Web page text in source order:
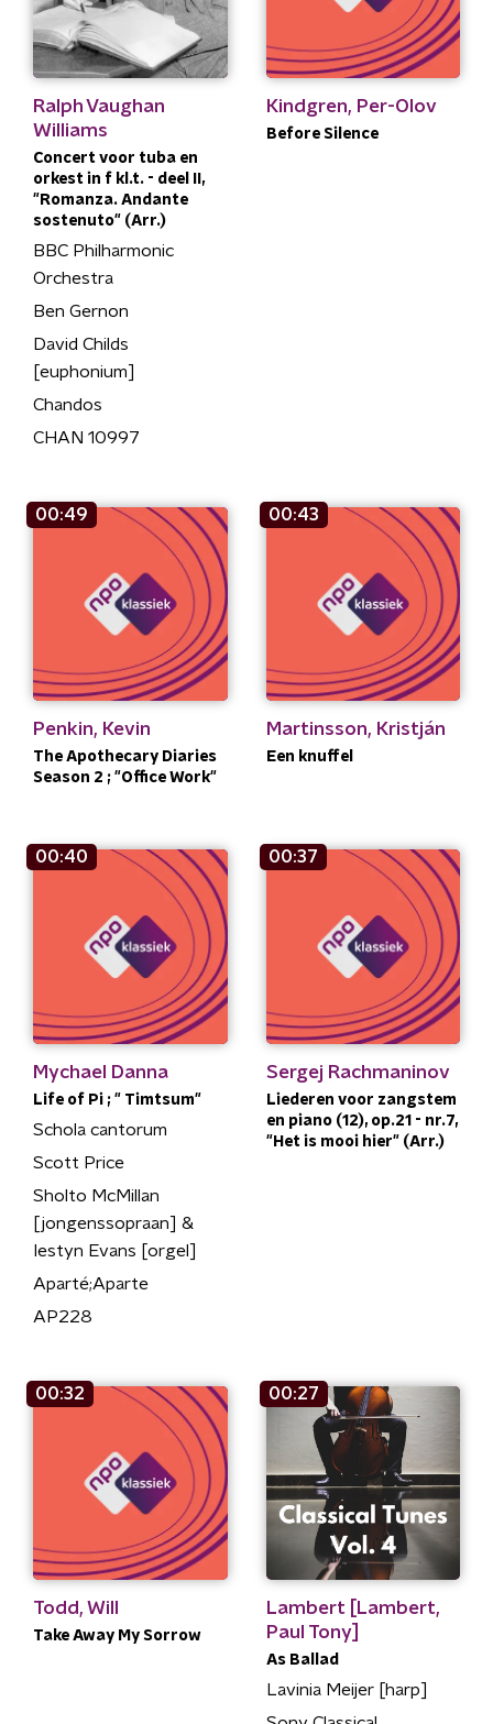
Ralph Vaughan
Williams
Concert voor tuba en
orkest in f kl.t. - deel II,
"Romanza. Andante
sostenuto" (Arr.)
BBC Philharmonic
Orchestra
Ben Gernon
David Childs
[euphonium]
Chandos
CHAN 10997
Kindgren, Per-Olov
Before Silence
00:49
Penkin, Kevin
The Apothecary Diaries
Season 2 ; "Office Work"
00:43
Martinsson, Kristján
Een knuffel
00:40
Mychael Danna
Life of Pi ; " Timtsum"
Schola cantorum
Scott Price
Sholto McMillan
[jongenssopraan] &
Iestyn Evans [orgel]
Aparté;Aparte
AP228
00:37
Sergej Rachmaninov
Liederen voor zangstem
en piano (12), op.21 - nr.7,
"Het is mooi hier" (Arr.)
00:32
Todd, Will
Take Away My Sorrow
00:27
Lambert [Lambert,
Paul Tony]
As Ballad
Lavinia Meijer [harp]